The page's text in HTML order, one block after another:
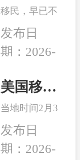
表及移民局长
在搭建一
个“交流、合
赢”的国际化
平台。
良好的子女教
育、亲民的生
活成本、明确
的入籍路径
移民，早已不
是 “我想去
哪”，而是：
这个身份能不
未来可能会面
论是为了孩子
的教育、家人
的养老，还是
出行的自由，
发布日
期：2026-
美国移民最新消息：特朗普百万金卡项目被起诉！
当地时间2月3
日，美国多家
组织和团体正
式将一纸诉状
发布日
期：2026-